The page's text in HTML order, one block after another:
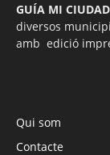
GUÍA MI CIUDAD
diversos
amb edició
Qui som
Contacte